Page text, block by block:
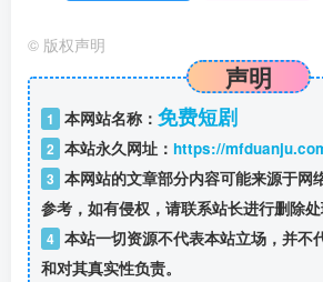
© 版权声明
声明
1 本网站名称： 免费短剧
2 本站永久网址： https://
3 本网站的文章部分内容可能来源于网
参考，如有侵权，请联系站长进行删除处
4 本站一切资源不代表本站立场，并不
和对其真实性负责。